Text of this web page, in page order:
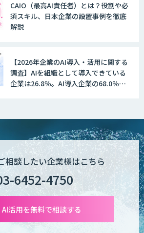
CAIO（最高AI責任者）とは？役割や必
須スキル、日本企業の設置事例を徹底
解説
【2026年企業のAI導入・活用に関する
調査】AIを組織として導入できている
企業は26.8％。AI導入企業の68.0％
相談したい企業様はこちら
6452-4750
AI活用を無料で相談する